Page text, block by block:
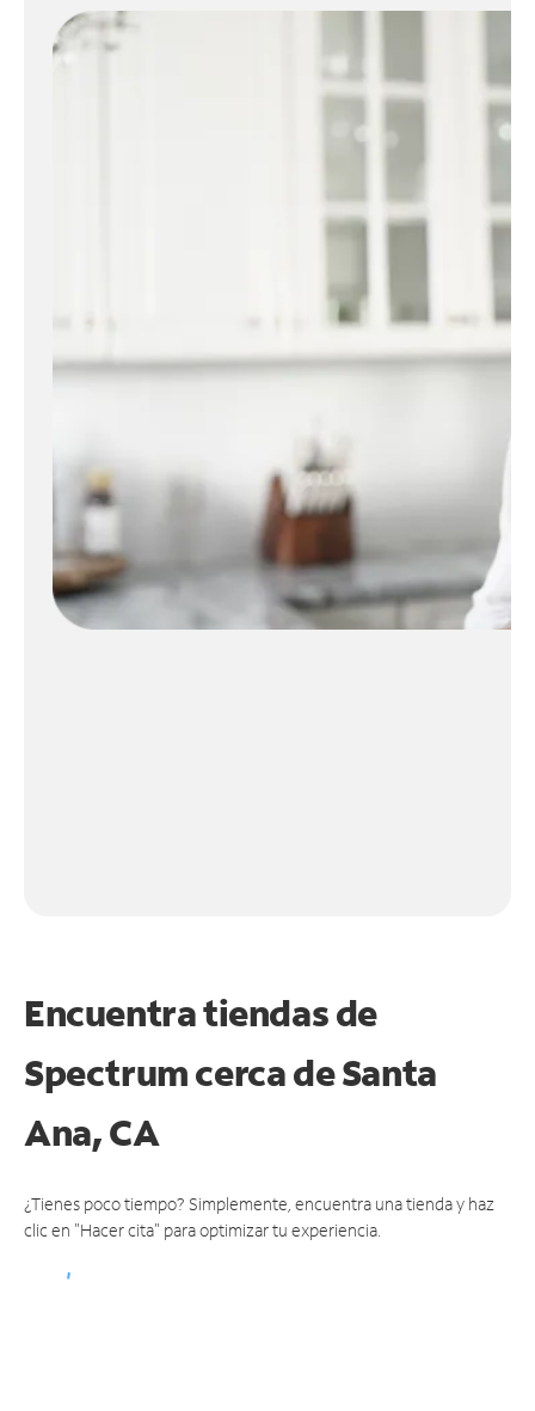
Encuentra tiendas de
Spectrum cerca deSanta
Ana, CA
¿Tienes poco tiempo? Simplemente, encuentra una tienda y haz
clic en "Hacer cita" para optimizar tu experiencia.